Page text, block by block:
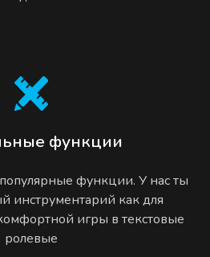
функции
функции. У нас ты
инструментарий как для
игры в текстовые
ролевые